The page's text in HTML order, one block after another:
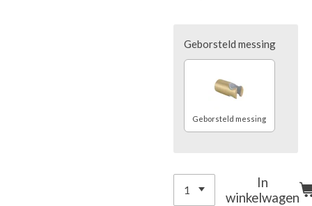
Geborsteld messing
Geborsteld messing
In
winkelwagen